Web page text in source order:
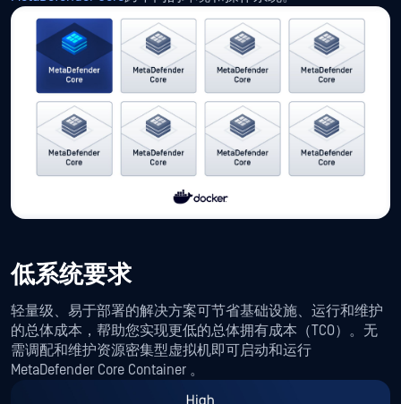
低系统要求
轻量级、易于部署的解决方案可节省基础设施、运行和维护
的总体成本，帮助您实现更低的总体拥有成本（TCO）。无
需调配和维护资源密集型虚拟机即可启动和运行
MetaDefender Core Container 。